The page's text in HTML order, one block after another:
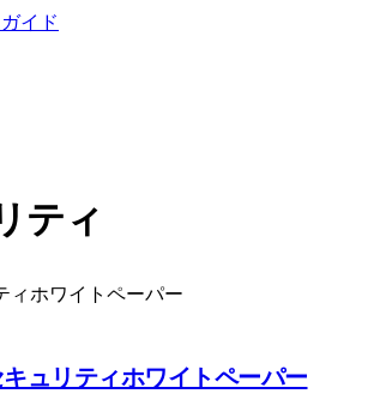
イド
ティ
ィホワイトペーパー
ュリティホワイトペーパー